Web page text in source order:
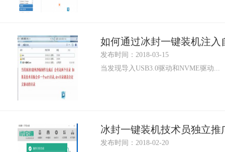
如何通过冰封一键装机注入
发布时间：2018-03-15
当发现导入USB3.0驱动和NVME驱动...
冰封一键装机技术员独立
发布时间：2018-02-20